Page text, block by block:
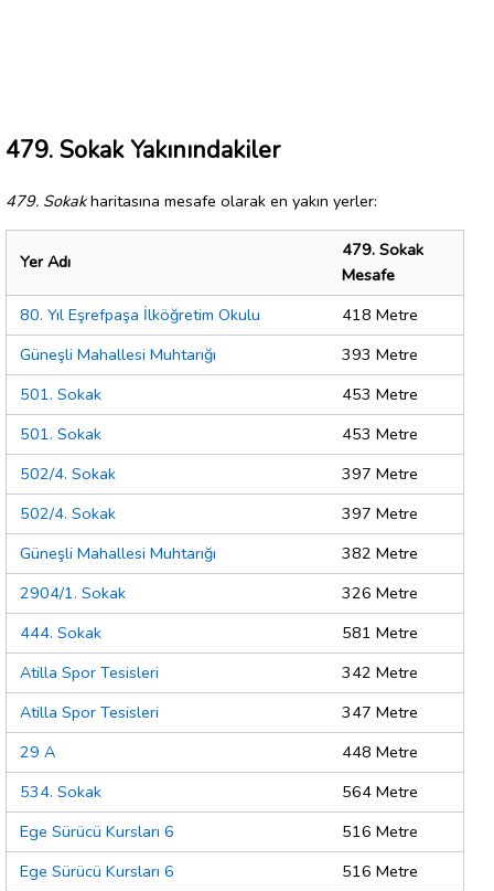
479. Sokak Yakınındakiler
479. Sokakharitasına mesafe olarak en yakın yerler:
Yer Adı
479. Sokak
Mesafe
80. Yıl Eşrefpaşa İlköğretim Okulu
418 Metre
Güneşli Mahallesi Muhtarığı
393 Metre
501. Sokak
453 Metre
501. Sokak
453 Metre
502/4. Sokak
397 Metre
502/4. Sokak
397 Metre
Güneşli Mahallesi Muhtarığı
382 Metre
2904/1. Sokak
326 Metre
444. Sokak
581 Metre
Atilla Spor Tesisleri
342 Metre
Atilla Spor Tesisleri
347 Metre
29 A
448 Metre
534. Sokak
564 Metre
Ege Sürücü Kursları 6
516 Metre
Ege Sürücü Kursları 6
516 Metre